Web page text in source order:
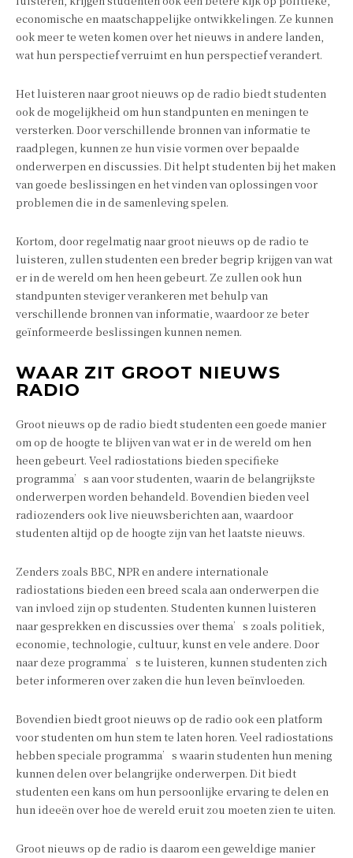
economische en maatschappelijke ontwikkelingen. Ze kunnen
ook meer te weten komen over het nieuws in andere landen,
wat hun perspectief verruimt en hun perspectief verandert.
Het luisteren naar groot nieuws op de radio biedt studenten
ook de mogelijkheid om hun standpunten en meningen te
versterken. Door verschillende bronnen van informatie te
raadplegen, kunnen ze hun visie vormen over bepaalde
onderwerpen en discussies. Dit helpt studenten bij het maken
van goede beslissingen en het vinden van oplossingen voor
problemen die in de samenleving spelen.
Kortom, door regelmatig naar groot nieuws op de radio te
luisteren, zullen studenten een breder begrip krijgen van wat
er in de wereld om hen heen gebeurt. Ze zullen ook hun
standpunten steviger verankeren met behulp van
verschillende bronnen van informatie, waardoor ze beter
geïnformeerde beslissingen kunnen nemen.
WAAR ZIT GROOT NIEUWS
RADIO
Groot nieuws op de radio biedt studenten een goede manier
om op de hoogte te blijven van wat er in de wereld om hen
heen gebeurt. Veel radiostations bieden specifieke
programma’s aan voor studenten, waarin de belangrijkste
onderwerpen worden behandeld. Bovendien bieden veel
radiozenders ook live nieuwsberichten aan, waardoor
studenten altijd op de hoogte zijn van het laatste nieuws.
Zenders zoals BBC, NPR en andere internationale
radiostations bieden een breed scala aan onderwerpen die
van invloed zijn op studenten. Studenten kunnen luisteren
naar gesprekken en discussies over thema’s zoals politiek,
economie, technologie, cultuur, kunst en vele andere. Door
naar deze programma’s te luisteren, kunnen studenten zich
beter informeren over zaken die hun leven beïnvloeden.
Bovendien biedt groot nieuws op de radio ook een platform
voor studenten om hun stem te laten horen. Veel radiostations
hebben speciale programma’s waarin studenten hun mening
kunnen delen over belangrijke onderwerpen. Dit biedt
studenten een kans om hun persoonlijke ervaring te delen en
hun ideeën over hoe de wereld eruit zou moeten zien te uiten.
Groot nieuws op de radio is daarom een geweldige manier